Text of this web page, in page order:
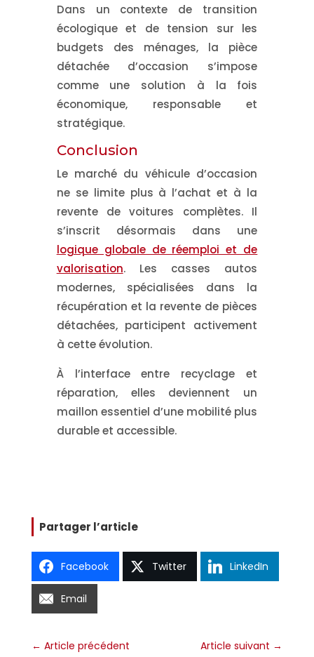
Dans un contexte de transition
écologique et de tension sur les
budgets des ménages, la pièce
détachée d’occasion s’impose
comme une solution à la fois
économique, responsable et
stratégique.
Conclusion
Le marché du véhicule d’occasion
ne se limite plus à l’achat et à la
revente de voitures complètes. Il
s’inscrit désormais dans une
logique globale de réemploi et de
valorisation. Les casses autos
modernes, spécialisées dans la
récupération et la revente de pièces
détachées, participent activement
à cette évolution.
À l’interface entre recyclage et
réparation, elles deviennent un
maillon essentiel d’une mobilité plus
durable et accessible.
Partager l’article
Facebook Twitter LinkedIn
Email
← Article précédent Article suivant →